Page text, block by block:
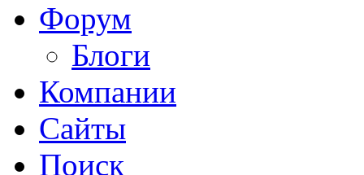
Форум
Блоги
Компании
Сайты
Поиск